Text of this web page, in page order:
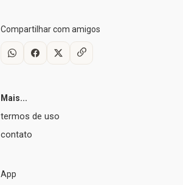
Compartilhar com amigos
Mais...
termos de uso
contato
App